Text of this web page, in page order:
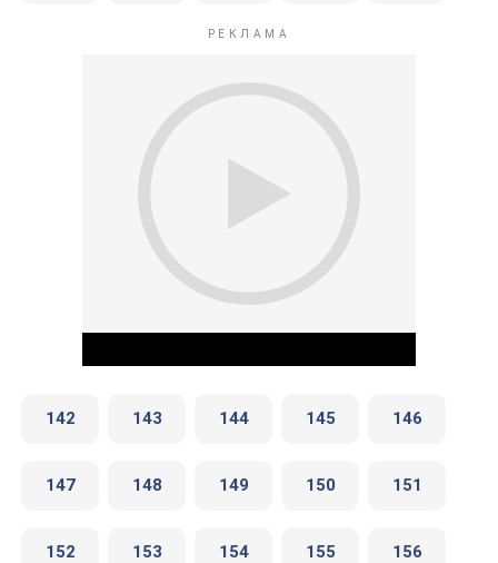
Play Video
142 143 144 145 146
147 148 149 150 151
152 153 154 155 156